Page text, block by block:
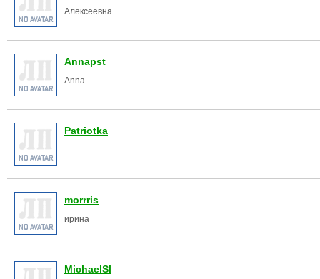
Алексеевна
Annapst
Anna
Patriotka
morrris
ирина
MichaelSl